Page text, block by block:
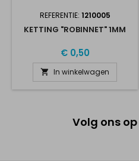
REFERENTIE: 1210005
KETTING "ROBINNET" 1MM
€ 0,50
 In winkelwagen
Volg ons